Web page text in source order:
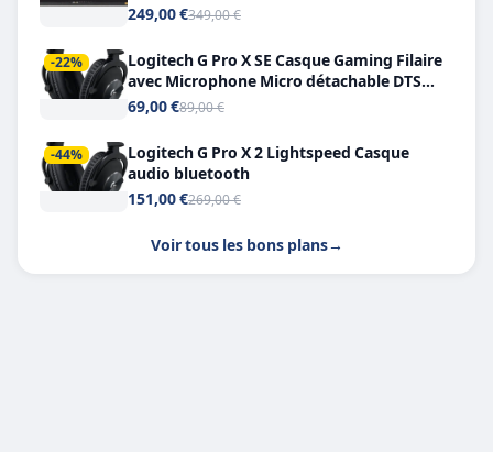
249,00 €349,00 €
-22%
Logitech G Pro X SE Casque Gaming Filaire
avec Microphone Micro détachable DTS
Headphone X 7.1
69,00 €89,00 €
-44%
Logitech G Pro X 2 Lightspeed Casque
audio bluetooth
151,00 €269,00 €
Voir tous les bons plans→